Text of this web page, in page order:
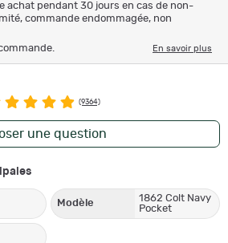
achat pendant 30 jours en cas de non-
commande endommagée, non
En savoir plus
(9364)
une question
Modèle
1862 Colt Navy
Pocket